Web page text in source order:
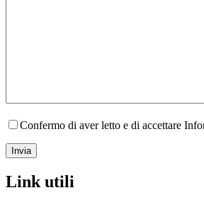
Confermo di aver letto e di accettare
Link utili